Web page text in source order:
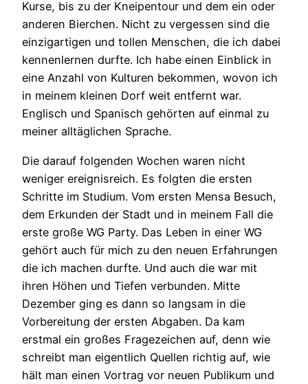
Kurse, bis zu der Kneipentour und dem ein oder
anderen Bierchen. Nicht zu vergessen sind die
einzigartigen und tollen Menschen, die ich dabei
kennenlernen durfte. Ich habe einen Einblick in
eine Anzahl von Kulturen bekommen, wovon ich
in meinem kleinen Dorf weit entfernt war.
Englisch und Spanisch gehörten auf einmal zu
meiner alltäglichen Sprache.
Die darauf folgenden Wochen waren nicht
weniger ereignisreich. Es folgten die ersten
Schritte im Studium. Vom ersten Mensa Besuch,
dem Erkunden der Stadt und in meinem Fall die
erste große WG Party. Das Leben in einer WG
gehört auch für mich zu den neuen Erfahrungen
die ich machen durfte. Und auch die war mit
ihren Höhen und Tiefen verbunden. Mitte
Dezember ging es dann so langsam in die
Vorbereitung der ersten Abgaben. Da kam
erstmal ein großes Fragezeichen auf, denn wie
schreibt man eigentlich Quellen richtig auf, wie
hält man einen Vortrag vor neuen Publikum und